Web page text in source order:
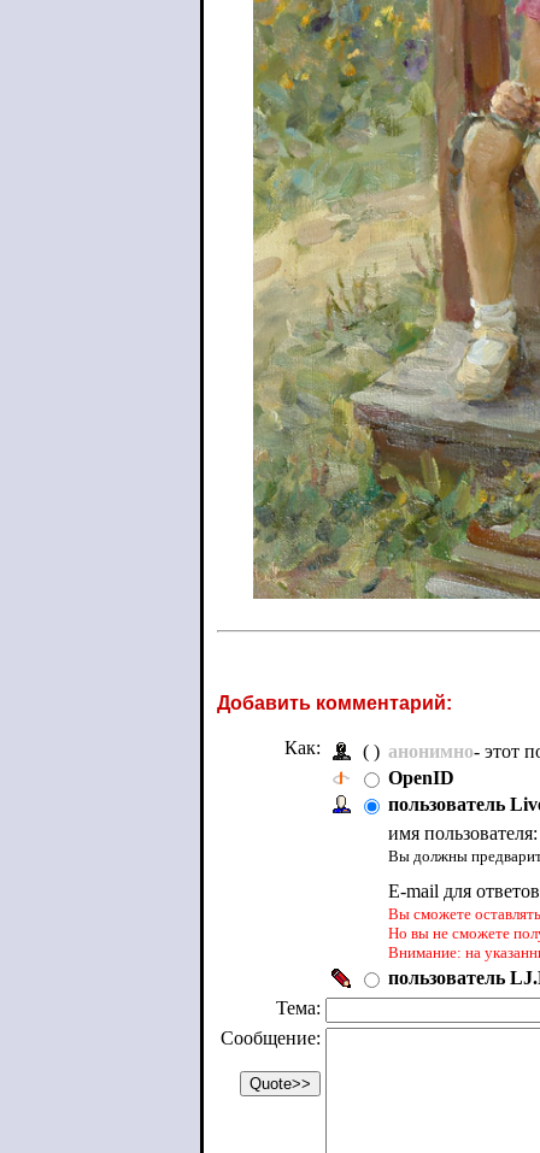
Добавить комментарий:
Как: ( ) анонимно- этот
OpenID
пользователь
имя
Вы должны
E-mail для
Вы сможете
Но вы не сможете
Внимание: на
пользователь
Тема:
Сообщение: